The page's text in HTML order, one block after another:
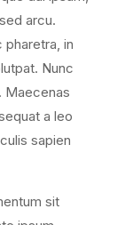
arcu.
in
Nunc
Maecenas
a leo
sapien
sit